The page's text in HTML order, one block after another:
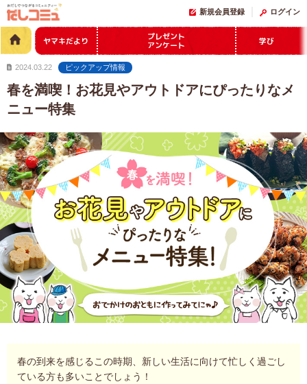
新規会員登録 ログイン
ヤマキだより
プレゼント
アンケート
学び
2024.03.22 ピックアップ情報
春を満喫！お花見やアウトドアにぴったりなメ
ニュー特集
春の到来を感じるこの時期、新しい生活に向けて忙しく過ごし
ている方も多いことでしょう！